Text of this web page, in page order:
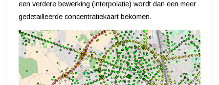
een verdere bewerking (interpolatie) wordt dan een meer
gedetailleerde concentratiekaart bekomen.